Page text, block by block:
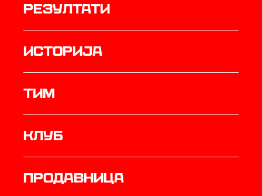
резултати
историја
ТИМ
Клуб
продавница